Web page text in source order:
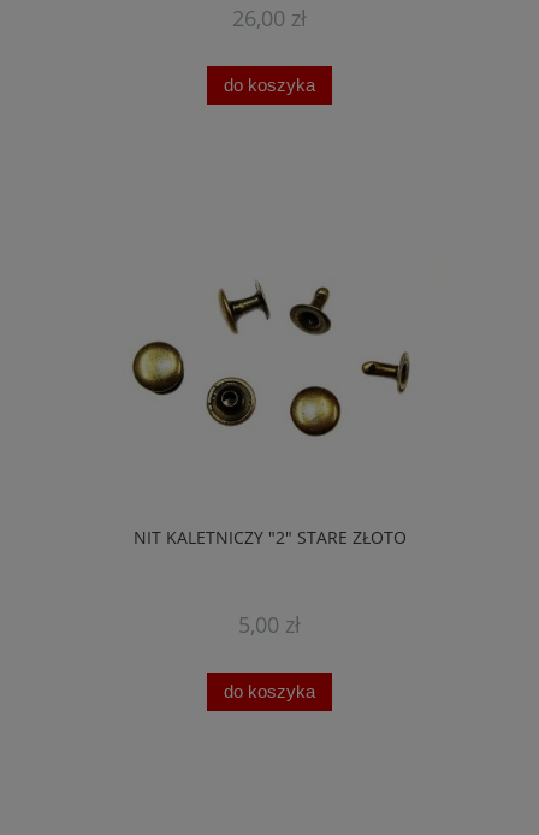
26,00 zł
do koszyka
NIT KALETNICZY "2" STARE ZŁOTO
5,00 zł
do koszyka